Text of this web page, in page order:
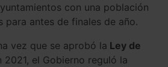
con una población
para antes de finales de año.
vez que se aprobó la Ley de
2021, el Gobierno reguló la